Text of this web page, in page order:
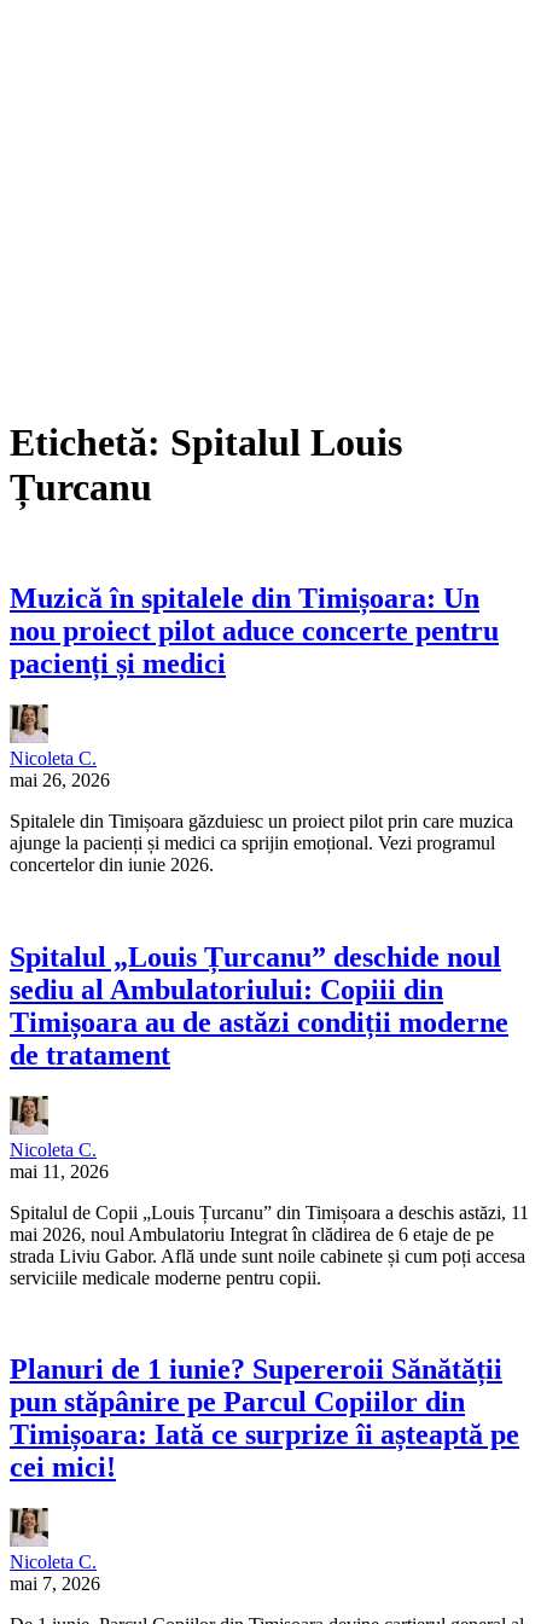
Etichetă: Spitalul Louis
Țurcanu
Muzică în spitalele din Timișoara: Un
nou proiect pilot aduce concerte pentru
pacienți și medici
Nicoleta C.
mai 26, 2026
Spitalele din Timișoara găzduiesc un proiect pilot prin care muzica
ajunge la pacienți și medici ca sprijin emoțional. Vezi programul
concertelor din iunie 2026.
Spitalul „Louis Țurcanu” deschide noul
sediu al Ambulatoriului: Copiii din
Timișoara au de astăzi condiții moderne
de tratament
Nicoleta C.
mai 11, 2026
Spitalul de Copii „Louis Țurcanu” din Timișoara a deschis astăzi, 11
mai 2026, noul Ambulatoriu Integrat în clădirea de 6 etaje de pe
strada Liviu Gabor. Află unde sunt noile cabinete și cum poți accesa
serviciile medicale moderne pentru copii.
Planuri de 1 iunie? Supereroii Sănătății
pun stăpânire pe Parcul Copiilor din
Timișoara: Iată ce surprize îi așteaptă pe
cei mici!
Nicoleta C.
mai 7, 2026